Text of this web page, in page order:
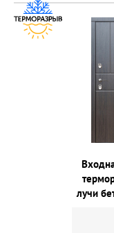
лучи